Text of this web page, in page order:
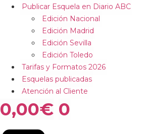
Publicar Esquela en Diario ABC
Edición Nacional
Edición Madrid
Edición Sevilla
Edición Toledo
Tarifas y Formatos 2026
Esquelas publicadas
Atención al Cliente
0,00€ 0